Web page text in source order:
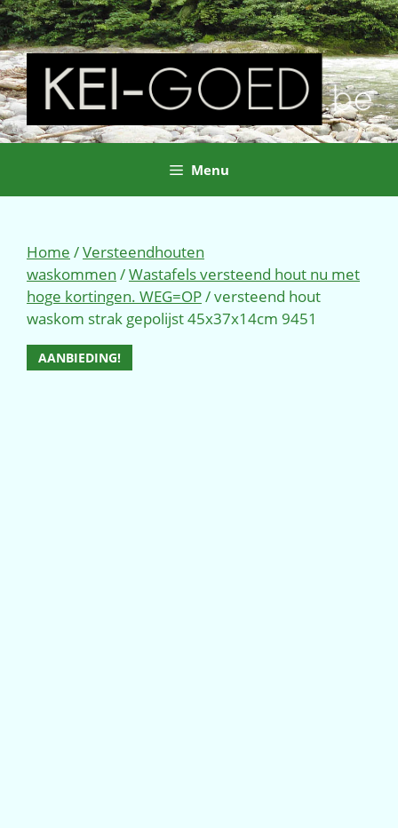
Ga
naar
de
inhoud
Menu
Home /Versteendhouten
waskommen /Wastafels versteend hout nu met
hoge kortingen. WEG=OP/ versteend hout
waskom strak gepolijst 45x37x14cm 9451
AANBIEDING!